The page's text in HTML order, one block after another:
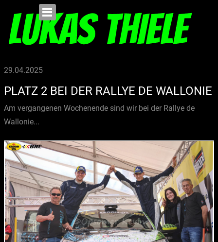
29.04.2025
PLATZ 2 BEI DER RALLYE DE WALLONIE
Am vergangenen Wochenende sind wir bei der Rallye de
Wallonie...